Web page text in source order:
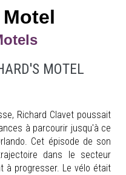
MOTEL
Richard Clavet poussait
à parcourir jusqu'à ce
Cet épisode de son
dans le secteur
à progresser. Le vélo était